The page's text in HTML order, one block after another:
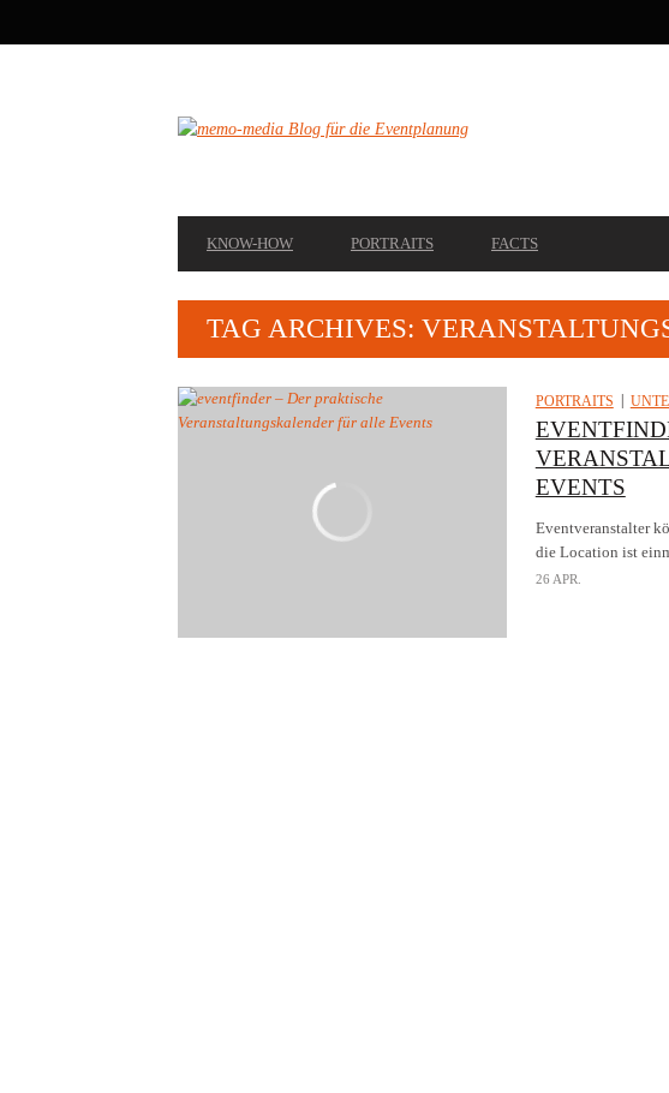
NAVIGATION
NAVIGATION
KNOW-HOW PORTRAITS FACTS
TAG ARCHIVES:
PORTRAITS
EVENTS
Eventveranstalter
die Location ist
26 APR.